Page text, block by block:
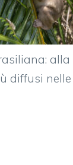
alla
diffusi nelle